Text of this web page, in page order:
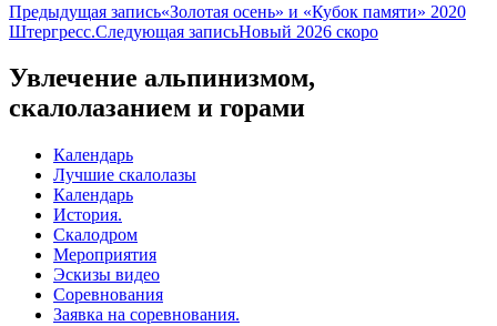
Предыдущая запись«Золотая осень» и «Кубок памяти» 2020
Штергресс.Следующая записьНовый 2026 скоро
Увлечение альпинизмом,
скалолазанием и горами
Календарь
Лучшие скалолазы
Календарь
История.
Скалодром
Мероприятия
Эскизы видео
Соревнования
Заявка на соревнования.